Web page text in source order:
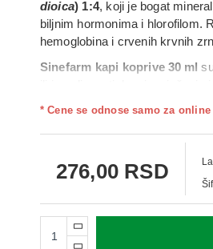
dioica) 1:4, koji je bogat
biljnim hormonima i hlorofilom.
hemoglobina i crvenih krvnih
Sinefarm kapi koprive 30 ml
ili iscrpljenosti, kao i za
olakšava svakodnevnu
30 kapi 3
prema preporuci lekara ili
* Cene se odnose samo za
276,00 RSD